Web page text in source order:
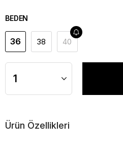
BEDEN
36 38 40
Ürün Özellikleri